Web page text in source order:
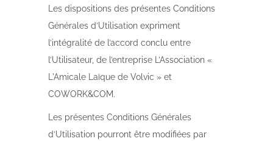
Les dispositions des présentes Conditions
Générales d’Utilisation expriment
l’intégralité de l’accord conclu entre
l’Utilisateur, de l’entreprise L’Association «
L'Amicale Laïque de Volvic » et
COWORK&COM.
Les présentes Conditions Générales
d’Utilisation pourront être modifiées par